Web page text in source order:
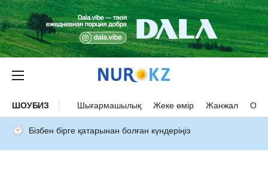
ШОУБИЗ Шығармашылық Жеке өмір Жанжал
Бізбен бірге қатарынан болған күндеріңіз